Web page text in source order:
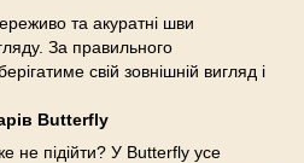
та акуратні шви
За правильного
свій зовнішній вигляд і
Butterfly
не підійти? У Butterfly усе